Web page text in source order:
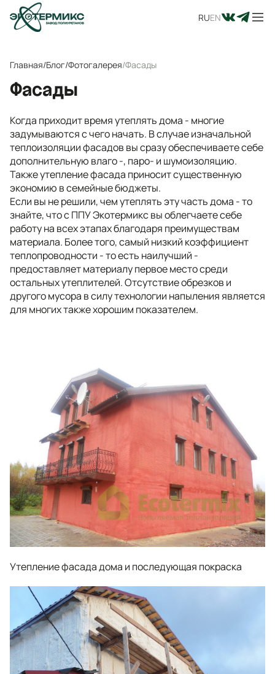
RUEN
Главная/Блог/Фотогалерея/Фасады
Фасады
Когда приходит время утеплять дома - многие
задумываются с чего начать. В случае изначальной
теплоизоляции фасадов вы сразу обеспечиваете себе
дополнительную влаго -, паро- и шумоизоляцию.
Также утепление фасада приносит существенную
экономию в семейные бюджеты.
Если вы не решили, чем утеплять эту часть дома - то
знайте, что с ППУ Экотермикс вы облегчаете себе
работу на всех этапах благодаря преимуществам
материала. Более того, самый низкий коэффициент
теплопроводности - то есть наилучший -
предоставляет материалу первое место среди
остальных утеплителей. Отсутствие обрезков и
другого мусора в силу технологии напыления является
для многих также хорошим показателем.
Утепление фасада дома и последующая покраска